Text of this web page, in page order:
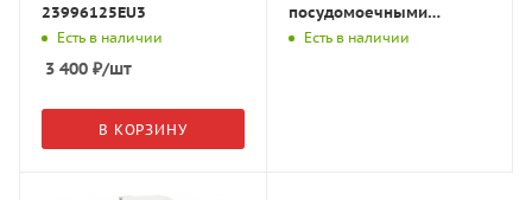
23996125EU3
Есть в наличии
3 400 ₽/шт
В КОРЗИНУ
посудомоечными
машинами 21995495EU5
Есть в наличии